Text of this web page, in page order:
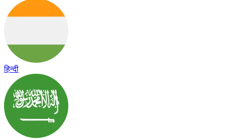
हिन्दी